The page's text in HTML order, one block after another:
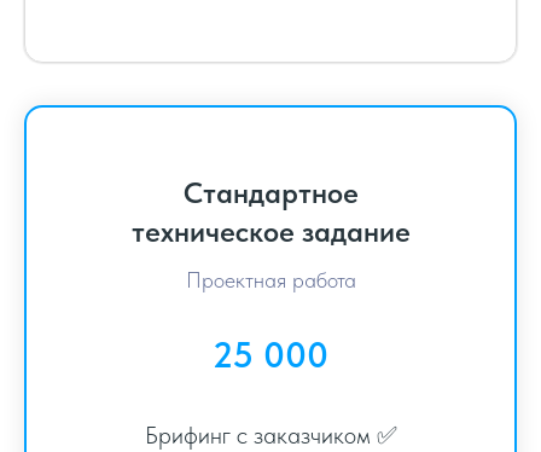
Стандартное
техническое задание
Проектная работа
25 000
Брифинг с заказчиком ✅